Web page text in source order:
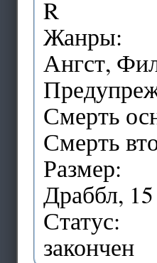
R
Жанры:
Ангст,
Смерть
Смерть
Размер:
Драббл,
Статус:
закончен